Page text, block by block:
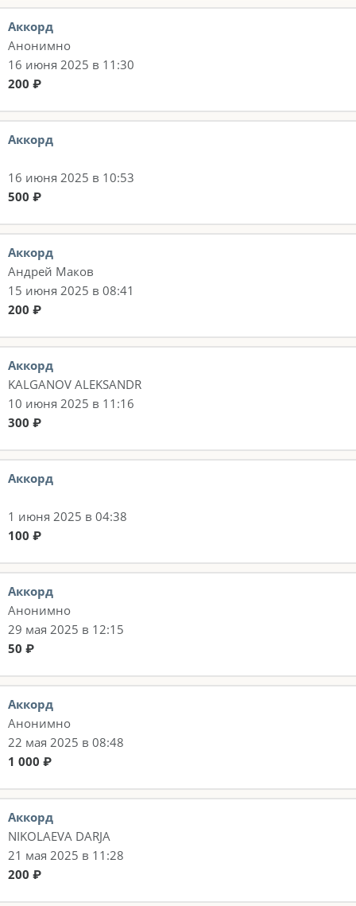
Аккорд
Анонимно
16 июня 2025 в 11:30
200 ₽
Аккорд
16 июня 2025 в 10:53
500 ₽
Аккорд
Андрей Маков
15 июня 2025 в 08:41
200 ₽
Аккорд
KALGANOV ALEKSANDR
10 июня 2025 в 11:16
300 ₽
Аккорд
1 июня 2025 в 04:38
100 ₽
Аккорд
Анонимно
29 мая 2025 в 12:15
50 ₽
Аккорд
Анонимно
22 мая 2025 в 08:48
1 000 ₽
Аккорд
NIKOLAEVA DARJA
21 мая 2025 в 11:28
200 ₽